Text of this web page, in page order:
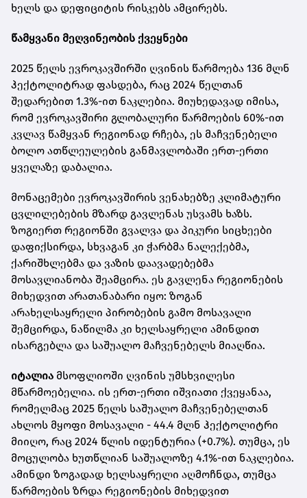
ხელს და დეფიციტის რისკებს ამცირებს.
წამყვანი მეღვინეობის ქვეყნები
2025 წელს ევროკავშირში ღვინის წარმოება 136 მლნ
ჰექტოლიტრად ფასდება, რაც 2024 წელთან
შედარებით 1.3%-ით ნაკლებია. მიუხედავად იმისა,
რომ ევროკავშირი გლობალური წარმოების 60%-ით
კვლავ წამყვან რეგიონად რჩება, ეს მაჩვენებელი
ბოლო ათწლეულების განმავლობაში ერთ-ერთი
ყველაზე დაბალია.
მონაცემები ევროკავშირის ვენახებზე კლიმატური
ცვლილებების მზარდ გავლენას უსვამს ხაზს.
ზოგიერთ რეგიონში გვალვა და პიკური სიცხეები
დაფიქსირდა, სხვაგან კი ჭარბმა ნალექებმა,
ქარიშხლებმა და ვაზის დაავადებებმა
მოსავლიანობა შეამცირა. ეს გავლენა რეგიონების
მიხედვით არათანაბარი იყო: ზოგან
არახელსაყრელი პირობების გამო მოსავალი
შემცირდა, ნაწილმა კი ხელსაყრელი ამინდით
ისარგებლა და საშუალო მაჩვენებელს მიაღწია.
იტალია მსოფლიოში ღვინის უმსხვილესი
მწარმოებელია. ის ერთ-ერთი იშვიათი ქვეყანაა,
რომელმაც 2025 წელს საშუალო მაჩვენებელთან
ახლოს მყოფი მოსავალი - 44.4 მლნ ჰექტოლიტრი
მიიღო, რაც 2024 წლის იდენტურია (+0.7%). თუმცა, ეს
მოცულობა ხუთწლიან საშუალოზე 4.1%-ით ნაკლებია.
ამინდი ზოგადად ხელსაყრელი აღმოჩნდა, თუმცა
წარმოების ზრდა რეგიონების მიხედვით